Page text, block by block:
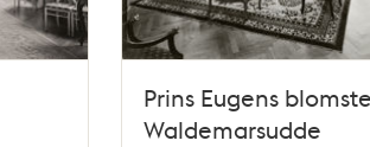
Prins Eugens
Waldemarsudde